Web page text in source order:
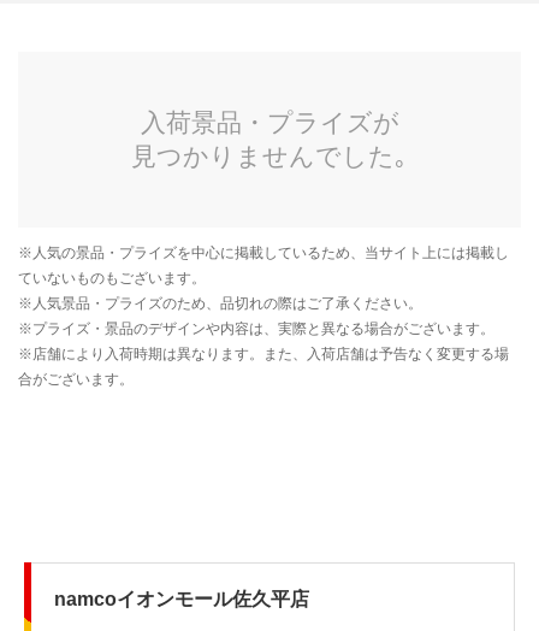
namcoイオンモール佐久平店